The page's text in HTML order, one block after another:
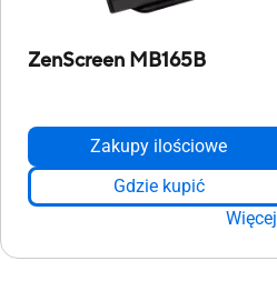
ZenScreen MB165B
Zakupy ilościowe
Gdzie kupić
Więcej